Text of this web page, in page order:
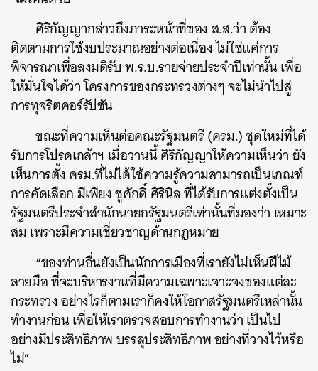
ศิริกัญญากล่าวถึงภาระหน้าที่ของ ส.ส.ว่า ต้อง
ติดตามการใช้งบประมาณอย่างต่อเนื่อง ไม่ใช่แค่การ
พิจารณาเพื่อลงมติรับ พ.ร.บ.รายจ่ายประจำปีเท่านั้น เพื่อ
ให้มั่นใจได้ว่า โครงการของกระทรวงต่างๆ จะไม่นำไปสู่
การทุจริตคอร์รัปชัน
ขณะที่ความเห็นต่อคณะรัฐมนตรี (ครม.) ชุดใหม่ที่ได้
รับการโปรดเกล้าฯ เมื่อวานนี้ ศิริกัญญาให้ความเห็นว่า ยัง
เห็นการตั้ง ครม.ที่ไม่ได้ใช้ความรู้ความสามารถเป็นเกณฑ์
การคัดเลือก มีเพียง ชูศักดิ์ ศิรินิล ที่ได้รับการแต่งตั้งเป็น
รัฐมนตรีประจำสำนักนายกรัฐมนตรีเท่านั้นที่มองว่า เหมาะ
สม เพราะมีความเชี่ยวชาญด้านกฎหมาย
“ของท่านอื่นยังเป็นนักการเมืองที่เรายังไม่เห็นฝีไม้
ลายมือ ที่จะบริหารงานที่มีความเฉพาะเจาะจงของแต่ละ
กระทรวง อย่างไรก็ตามเราก็คงให้โอกาสรัฐมนตรีเหล่านั้น
ทำงานก่อน เพื่อให้เราตรวจสอบการทำงานว่า เป็นไป
อย่างมีประสิทธิภาพ บรรลุประสิทธิภาพ อย่างที่วางไว้หรือ
ไม่”
ค้นหา